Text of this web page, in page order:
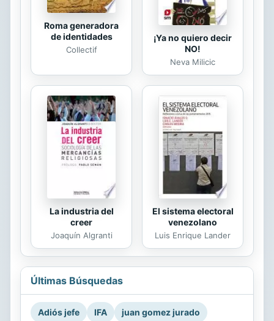
protagoniza...
Roma generadora
de identidades
Collectif
¡Ya no quiero decir
NO!
Neva Milicic
La industria del
creer
Joaquín Algranti
El sistema electoral
venezolano
Luis Enrique Lander
Últimas Búsquedas
Adiós jefe IFA
juan gomez jurado